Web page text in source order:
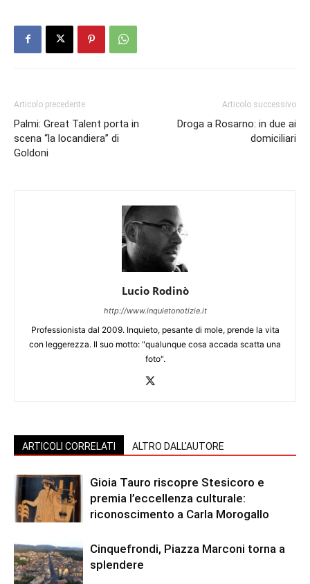
Articolo precedente
Palmi: Great Talent porta in
scena “la locandiera” di
Goldoni
Articolo successivo
Droga a Rosarno: in due ai
domiciliari
Lucio Rodinò
http://www.inquietonotizie.it
Professionista dal 2009. Inquieto, pesante di mole, prende la vita
con leggerezza. Il suo motto: "qualunque cosa accada scatta una
foto".
ARTICOLI CORRELATI ALTRO DALL'AUTORE
Gioia Tauro riscopre Stesicoro e
premia l’eccellenza culturale:
riconoscimento a Carla Morogallo
Cinquefrondi, Piazza Marconi torna a
splendere